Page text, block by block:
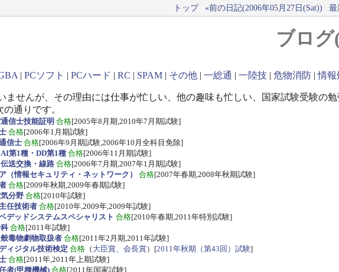
トップ «前の日記(2006年05月27日(Sat)) 最
ブロ
| PCソフト | PCハード | RC | SPAM | その他 | 一総通 | 一陸技 | 危物消防 |情報
ませんが、その理由には仕事が忙しい、他の趣味も忙しい、国家試験受験の
通りです。
信士技能証明 合格[2005年8月期,2010年7月期試験]
合格[2006年1月期試験]
信士 合格[2006年9月期試験,2006年10月全科目免除]
第1種・DD第1種 合格[2006年11月期試験]
送交換・線路合格[2006年7月期,2007年1月期試験]
（情報セキュリティ・ネットワーク）
合格[2007年春期,2008年秋期試験]
合格[2009年秋期,2009年春期試験]
分野合格[2010年試験]
任技術者 合格[2010年,2009年,2009年試験]
デッドシステムスペシャリスト 合格[2010年春期,2011年特別試験]
合格[2011年試験]
毒物劇物取扱者 合格[2011年2月期,2011年試験]
ィジタル技術検定 合格 （ 大臣賞、会長賞）[2011年秋期（第43回）試験]
合格[2011年,2011年上期試験]
者(甲種機械)合格[2011年国家試験]